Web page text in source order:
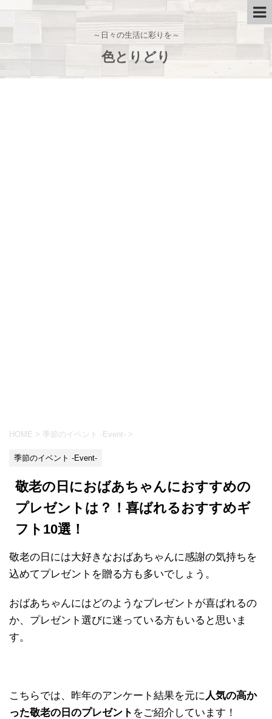
～日々の生活に彩りを～
色とりどり
HOME > 季節のイベント -Event- >
季節のイベント -Event-
敬老の日におばあちゃんにおすすめの
プレゼントは？！喜ばれるおすすめギ
フト10選！
敬老の日には大好きなおばあちゃんに感謝の気持ちを
込めてプレゼントを贈る方も多いでしょう。
おばあちゃんにはどのようなプレゼントが喜ばれるの
か、プレゼント選びに迷っている方もいると思いま
す。
こちらでは、昨年のアンケート結果を元に人気の高か
った敬老の日のプレゼント をご紹介しています！